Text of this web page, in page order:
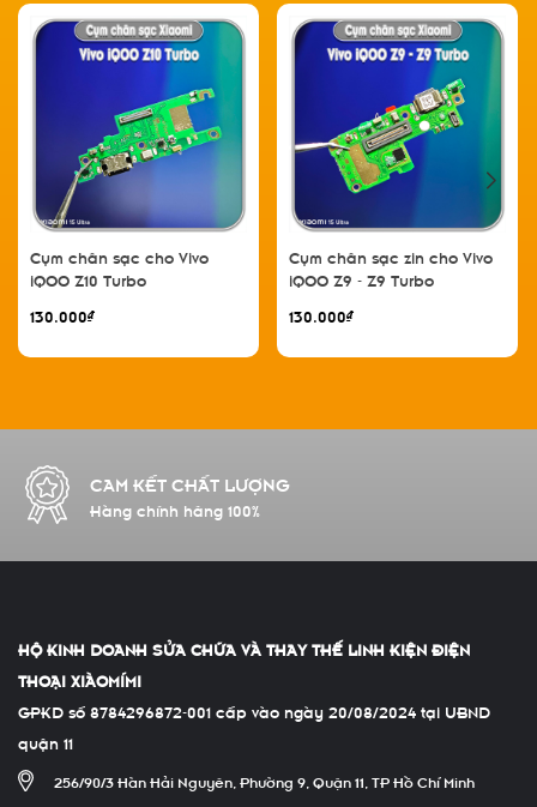
Cụm chân sạc cho Vivo
iQOO Z10 Turbo
130.000₫
Cụm chân sạc zin cho Vivo
iQOO Z9 - Z9 Turbo
130.000₫
CAM KẾT CHẤT LƯỢNG
Hàng chính hãng 100%
HỘ KINH DOANH SỬA CHỮA VÀ THAY THẾ LINH KIỆN ĐIỆN
THOẠI XIÀOMÍMI
GPKD số 8784296872-001 cấp vào ngày 20/08/2024 tại UBND
quận 11
256/90/3 Hàn Hải Nguyên, Phường 9, Quận 11, TP Hồ Chí Minh